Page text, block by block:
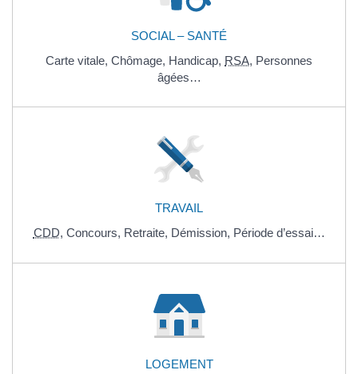
SOCIAL – SANTÉ
Carte vitale, Chômage, Handicap, RSA, Personnes
âgées…
TRAVAIL
CDD, Concours, Retraite, Démission, Période d’essai…
LOGEMENT